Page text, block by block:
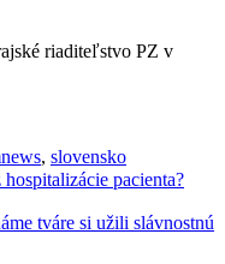
riaditeľstvo PZ v
, slovensko
pacienta?
tváre si užili slávnostnú